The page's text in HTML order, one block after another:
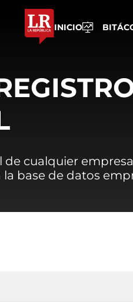
INICIO
de cualquier
la base de datos